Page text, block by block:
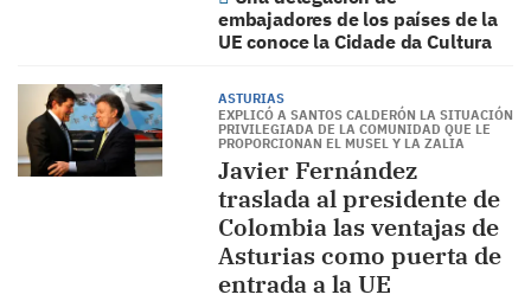
embajadores de los países de la
UE conoce la Cidade da Cultura
ASTURIAS
EXPLICÓ A SANTOS CALDERÓN LA SITUACIÓN
PRIVILEGIADA DE LA COMUNIDAD QUE LE
PROPORCIONAN EL MUSEL Y LA ZALIA
Javier Fernández
traslada al presidente de
Colombia las ventajas de
Asturias como puerta de
entrada a la UE